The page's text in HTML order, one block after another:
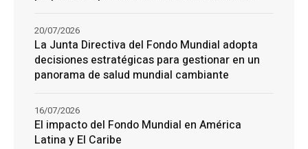
La Junta Directiva del Fondo Mundial adopta
decisiones estratégicas para gestionar en un
panorama de salud mundial cambiante
20/07/2026
El impacto del Fondo Mundial en América
Latina y El Caribe
16/07/2026